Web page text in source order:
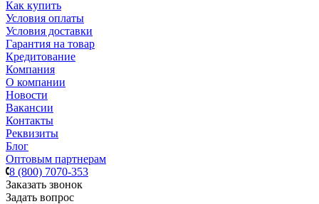
Как купить
Условия оплаты
Условия доставки
Гарантия на товар
Кредитование
Компания
О компании
Новости
Вакансии
Контакты
Реквизиты
Блог
Оптовым партнерам
8 (800) 7070-353
Заказать звонок
Задать вопрос